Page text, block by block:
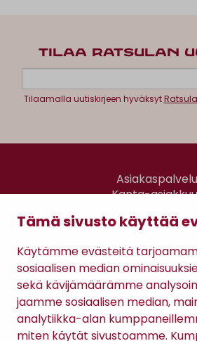
Tämä sivusto käyttää
Käytämme evästeitä
sosiaalisen median
sekä kävijämäärämme
jaamme sosiaalisen median,
analytiikka-alan
miten käytät sivustoamme.
TILAA RATSULAN
Tilaamalla uutiskirjeen hyväksyt
Asiakaspalvelu
Kanta-
Gomee Ratsula
Sopimusehdot
Maksutavat